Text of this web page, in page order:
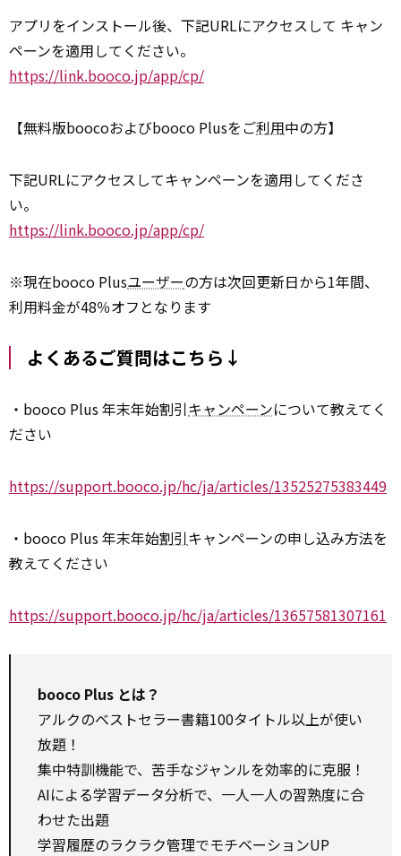
アプリをインストール後、下記URLにアクセスして キャン
ペーンを適用してください。
https://link.booco.jp/app/cp/
【無料版boocoおよびbooco Plusをご利用中の方】
下記URLにアクセスしてキャンペーンを適用してくださ
い。
https://link.booco.jp/app/cp/
※現在booco Plusユーザーの方は次回更新日から1年間、
利用料金が48％オフとなります
よくあるご質問はこちら↓
・booco Plus 年末年始割引キャンペーンについて教えてく
ださい
https://support.booco.jp/hc/ja/articles/13525275383449
・booco Plus 年末年始割引キャンペーンの申し込み方法を
教えてください
https://support.booco.jp/hc/ja/articles/13657581307161
booco Plus とは？
アルクのベストセラー書籍100タイトル以上が使い
放題！
集中特訓機能で、苦手なジャンルを効率的に克服！
AIによる学習データ分析で、一人一人の習熟度に合
わせた出題
学習履歴のラクラク管理でモチベーションUP